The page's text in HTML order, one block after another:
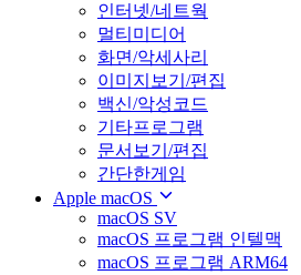
인터넷/네트웍
멀티미디어
화면/악세사리
이미지보기/편집
백신/악성코드
기타프로그램
문서보기/편집
간단한게임
Apple macOS
macOS SV
macOS 프로그램 인텔맥
macOS 프로그램 ARM64